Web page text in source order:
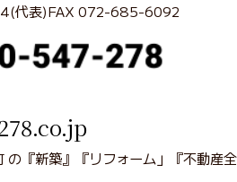
代表)FAX 072-685-6092
の『新築』『リフォーム」『不動産